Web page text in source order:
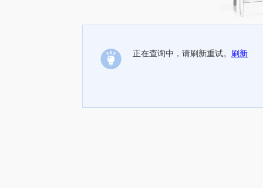
正在查询中，请刷新重试。 刷新